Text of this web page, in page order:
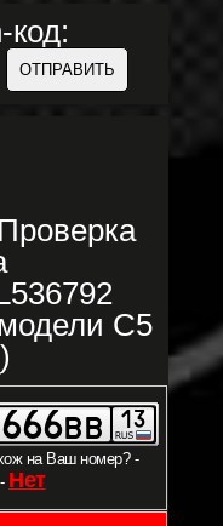
код:
C5
на Ваш номер? -
Нет